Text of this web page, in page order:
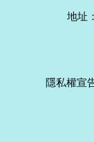
地址
隱私權宣